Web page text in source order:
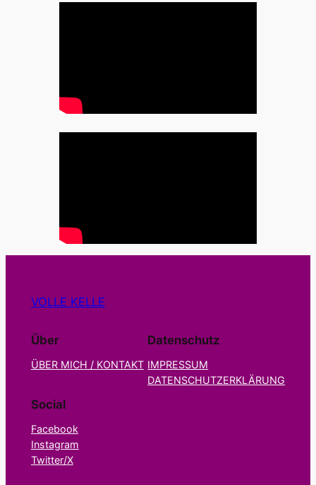
VOLLE KELLE
Über
ÜBER MICH / KONTAKT
Datenschutz
IMPRESSUM
DATENSCHUTZERKLÄRUNG
Social
Facebook
Instagram
Twitter/X